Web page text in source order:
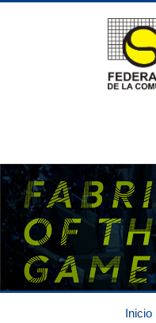
Inicio